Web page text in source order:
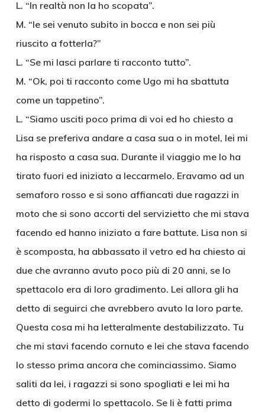
L. “In realtà non la ho scopata”.
M. “le sei venuto subito in bocca e non sei più
riuscito a fotterla?”
L. “Se mi lasci parlare ti racconto tutto”.
M. “Ok, poi ti racconto come Ugo mi ha sbattuta
come un tappetino”.
L. “Siamo usciti poco prima di voi ed ho chiesto a
Lisa se preferiva andare a casa sua o in motel, lei mi
ha risposto a casa sua. Durante il viaggio me lo ha
tirato fuori ed iniziato a leccarmelo. Eravamo ad un
semaforo rosso e si sono affiancati due ragazzi in
moto che si sono accorti del servizietto che mi stava
facendo ed hanno iniziato a fare battute. Lisa non si
è scomposta, ha abbassato il vetro ed ha chiesto ai
due che avranno avuto poco più di 20 anni, se lo
spettacolo era di loro gradimento. Lei allora gli ha
detto di seguirci che avrebbero avuto la loro parte.
Questa cosa mi ha letteralmente destabilizzato. Tu
che mi stavi facendo cornuto e lei che stava facendo
lo stesso prima ancora che cominciassimo. Siamo
saliti da lei, i ragazzi si sono spogliati e lei mi ha
detto di godermi lo spettacolo. Se li è fatti prima